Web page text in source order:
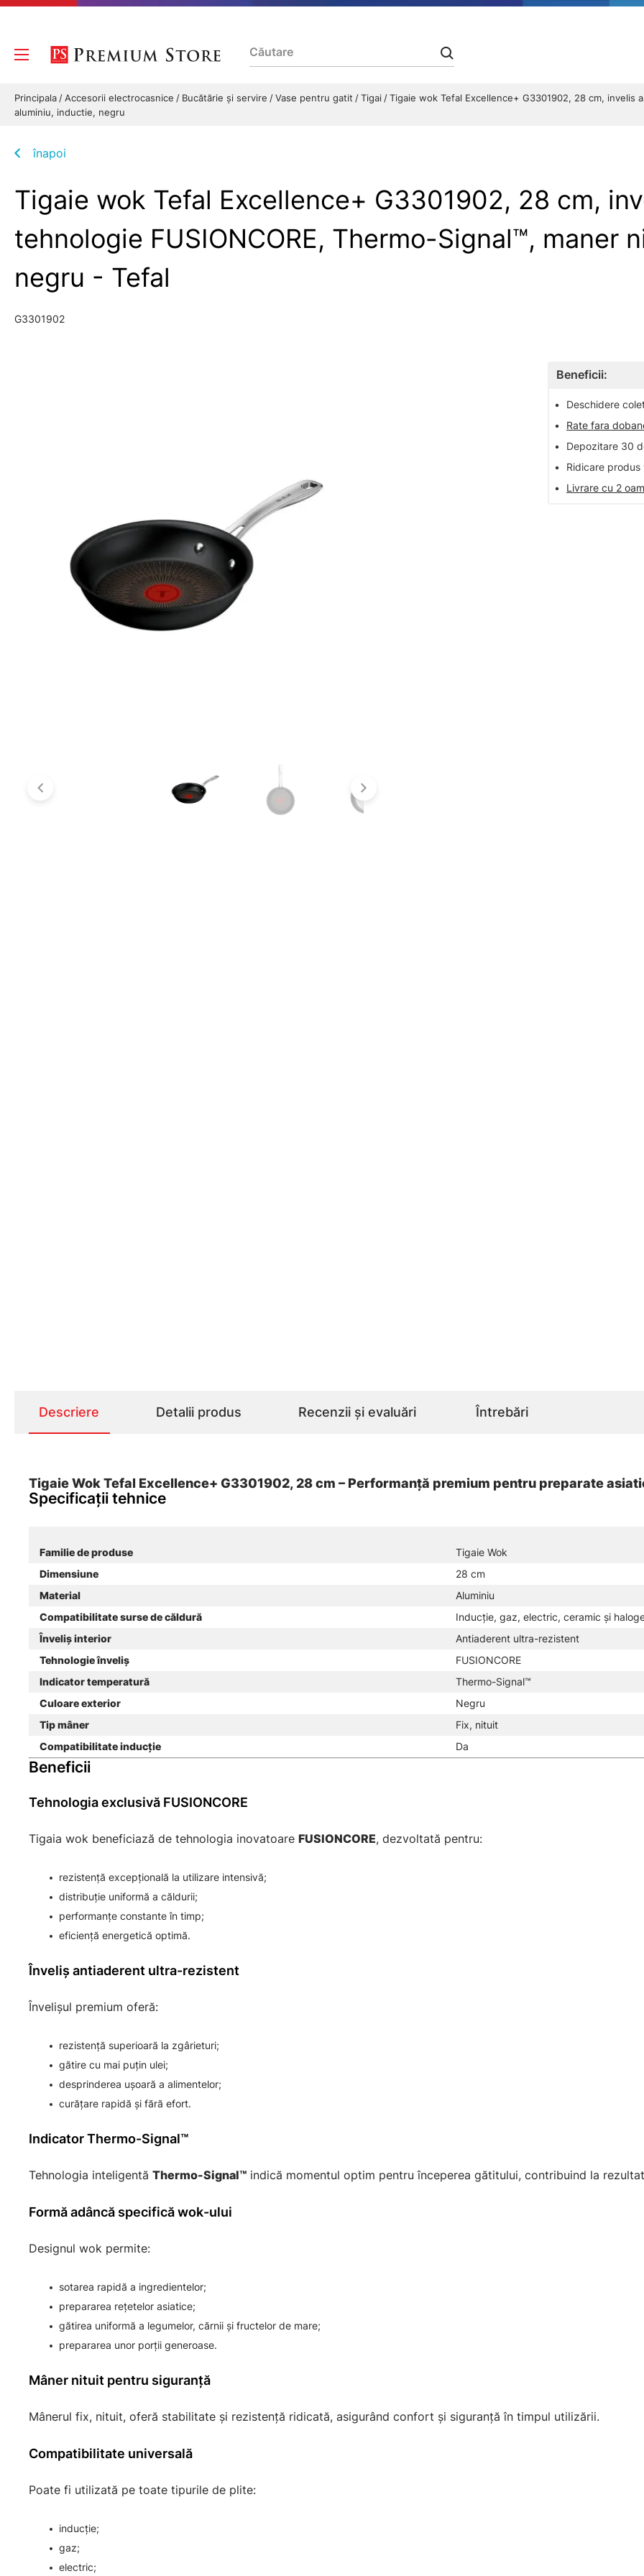
Principala Accesorii electrocasnice Bucătărie și servire Vase pentru gatit Tigai
Tigaie wok Tefal Excellence+ G3301902, 28 cm, invelis
aluminiu, inductie, negru
înapoi
Tigaie wok Tefal Excellence+ G3301902, 28 cm,
tehnologie FUSIONCORE, Thermo-Signal™, maner
negru - Tefal
G3301902
Beneficii:
•
Deschidere
•
Rate fara
•
Depozitare 30
•
Ridicare
•
Livrare cu 2
Descriere Detalii produs Recenzii și evaluări Întrebări
Tigaie Wok Tefal Excellence+ G3301902, 28 cm – Performanță premium pentru preparate
Specificații tehnice
Familie de produse
Tigaie Wok
Dimensiune
28 cm
Material
Aluminiu
Compatibilitate surse de căldură
Inducție, gaz, electric, ceramic și
Înveliș interior
Antiaderent ultra-rezistent
Tehnologie înveliș
FUSIONCORE
Indicator temperatură
Thermo-Signal™
Culoare exterior
Negru
Tip mâner
Fix, nituit
Compatibilitate inducție
Da
Beneficii
Tehnologia exclusivă FUSIONCORE
Tigaia wok beneficiază de tehnologia inovatoare FUSIONCORE, dezvoltată pentru:
rezistență excepțională la utilizare intensivă;
distribuție uniformă a căldurii;
performanțe constante în timp;
eficiență energetică optimă.
Înveliș antiaderent ultra-rezistent
Învelișul premium oferă:
rezistență superioară la zgârieturi;
gătire cu mai puțin ulei;
desprinderea ușoară a alimentelor;
curățare rapidă și fără efort.
Indicator Thermo-Signal™
Tehnologia inteligentă Thermo-Signal™ indică momentul optim pentru începerea gătitului, contribuind la
Formă adâncă specifică wok-ului
Designul wok permite:
sotarea rapidă a ingredientelor;
prepararea rețetelor asiatice;
gătirea uniformă a legumelor, cărnii și fructelor de mare;
prepararea unor porții generoase.
Mâner nituit pentru siguranță
Mânerul fix, nituit, oferă stabilitate și rezistență ridicată, asigurând confort și siguranță în timpul utilizării.
Compatibilitate universală
Poate fi utilizată pe toate tipurile de plite:
inducție;
gaz;
electric;